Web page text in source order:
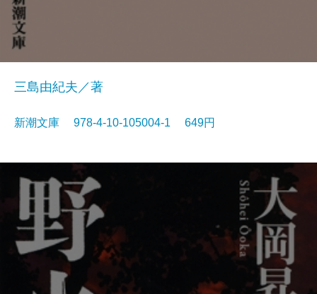
三島由紀夫／著
新潮文庫 978-4-10-105004-1 649円